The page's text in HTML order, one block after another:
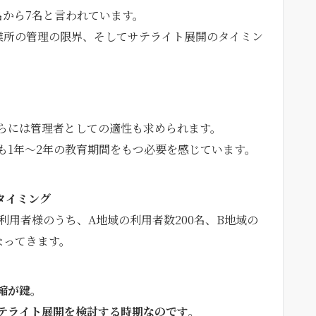
ら7名と言われています。
の管理の限界、そしてサテライト展開のタイミン
は管理者としての適性も求められます。
年〜2年の教育期間をもつ必要を感じています。
イミング
用者様のうち、A地域の利用者数200名、B地域の
てきます。
鍵。
ライト展開を検討する時期なのです。